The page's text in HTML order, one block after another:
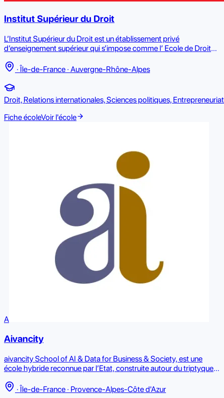
Institut Supérieur du Droit
L’Institut Supérieur du Droit est un établissement privé
d’enseignement supérieur qui s’impose comme l’ Ecole de Droit
académiques et professionnalisantes, de post Bac à Bac+8,
menant aux professions du droit et des ressources humaines en
entreprise.
· Île-de-France · Auvergne-Rhône-Alpes
Droit, Relations internationales, Sciences politiques,
Fiche écoleVoir l'école
A
Aivancity
aivancity School of AI & Data for Business & Society, est une
école hybride reconnue par l’Etat, construite autour du triptyque
pour mission de préparer étudiants et professionnels à répondre
· Île-de-France · Provence-Alpes-Côte d'Azur